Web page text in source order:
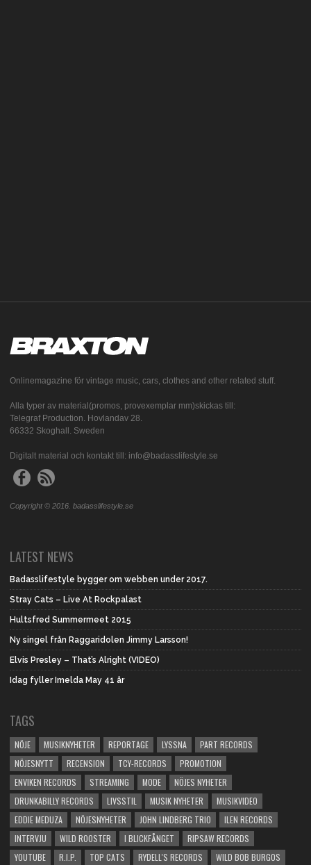
Onlinemagazine för vintage music, cars, clothes and other related stuff.
Alla typer av material(promos, provexemplar mm)skickas till:
Telegraf Production. Hovlandav 28.
66332 Skoghall. Sweden
Digitalt material och kontakt till: info@badasslifestyle.se
Copyright © 2016. badasslifestyle.se
LATEST NEWS
Badasslifestyle bygger om webben under 2017.
Stray Cats – Live At Rockpalast
Hultsfred Summermeet 2015
Ny singel från Raggaridolen Jimmy Larsson!
Elvis Presley – That’s Alright (VIDEO)
Idag fyller Imelda May 41 år
TAGS
NÖJE MUSIKNYHETER REPORTAGE LYSSNA
PART RECORDS
NÖJESNYTT
RECENSION TCY-RECORDS
PROMOTION
ENVIKEN RECORDS
STREAMING MODE
NÖJES NYHETER
DRUNKABILLY RECORDS
LIVSSTIL MUSIK NYHETER
MUSIKVIDEO
EDDIE MEDUZA
NÖJESNYHETER JOHN LINDBERG TRIO
ILEN RECORDS
INTERVJU
WILD ROOSTER I BLICKFÅNGET
RIPSAW RECORDS
YOUTUBE
R.I.P. TOP CATS RYDELL'S RECORDS WILD BOB BURGOS